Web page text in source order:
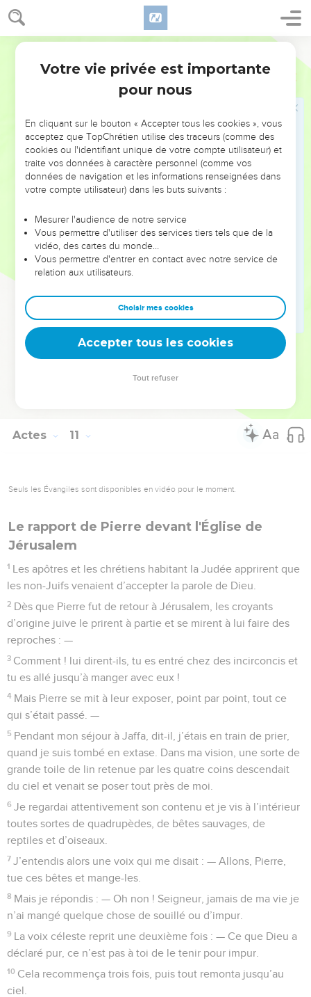
Actes 10
de proclamer solennellement que c’est lui que Dieu a
désigné pour juger les vivants et les morts.
Tous les prophètes ont parlé de lui en disant que Dieu
pardonnerait les péchés à tout homme qui se réclamerait de
Des non-Juifs reçoivent le Saint-Esprit
Pendant que Pierre prononçait ces mots, l’Esprit saint
descendit soudain sur tous ceux qui écoutaient la parole.
Les croyants issus du judaïsme qui étaient venus avec
Pierre, furent très étonnés de voir que l’Esprit saint était
En effet, ils les entendaient parler dans des langues
différentes et célébrer la grandeur de Dieu.
Alors, Pierre posa ouvertement la question : — Peut-on
saint aussi bien que nous ?
Et il donna ordre de les baptiser au nom du Seigneur
Jésus-Christ. Ensuite, les nouveaux baptisés le prièrent de
rester encore quelques jours avec eux.
Actes 11
Seuls les Évangiles sont disponibles en vidéo pour le moment.
Le rapport de Pierre devant l'Église de
Jérusalem
1 Les apôtres et les chrétiens habitant la Judée apprirent que
les non-Juifs venaient d’accepter la parole de Dieu.
2 Dès que Pierre fut de retour à Jérusalem, les croyants
d’origine juive le prirent à partie et se mirent à lui faire des
reproches : —
3 Comment ! lui dirent-ils, tu es entré chez des incirconcis et
tu es allé jusqu’à manger avec eux !
4 Mais Pierre se mit à leur exposer, point par point, tout ce
qui s’était passé. —
5 Pendant mon séjour à Jaffa, dit-il, j’étais en train de prier,
quand je suis tombé en extase. Dans ma vision, une sorte de
grande toile de lin retenue par les quatre coins descendait
du ciel et venait se poser tout près de moi.
6 Je regardai attentivement son contenu et je vis à l’intérieur
toutes sortes de quadrupèdes, de bêtes sauvages, de
reptiles et d’oiseaux.
7 J’entendis alors une voix qui me disait : — Allons, Pierre,
tue ces bêtes et mange-les.
8 Mais je répondis : — Oh non ! Seigneur, jamais de ma vie je
n’ai mangé quelque chose de souillé ou d’impur.
9 La voix céleste reprit une deuxième fois : — Ce que Dieu a
déclaré pur, ce n’est pas à toi de le tenir pour impur.
10 Cela recommença trois fois, puis tout remonta jusqu’au
ciel.
Votre vie privée est importante
pour nous
En cliquant sur le bouton « Accepter tous les cookies », vous
acceptez que TopChrétien utilise des traceurs (comme des
cookies ou l'identifiant unique de votre compte utilisateur) et
traite vos données à caractère personnel (comme vos
données de navigation et les informations renseignées dans
votre compte utilisateur) dans les buts suivants :
Mesurer l'audience de notre service
Vous permettre d'utiliser des services tiers tels que de la
vidéo, des cartes du monde…
Vous permettre d'entrer en contact avec notre service de
relation aux utilisateurs.
Choisir mes cookies
Accepter tous les cookies
Tout refuser